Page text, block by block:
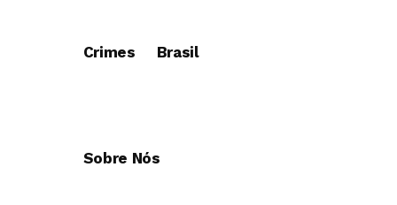
Crimes Brasil
Sobre Nós